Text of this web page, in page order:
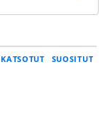
SUOSITUT